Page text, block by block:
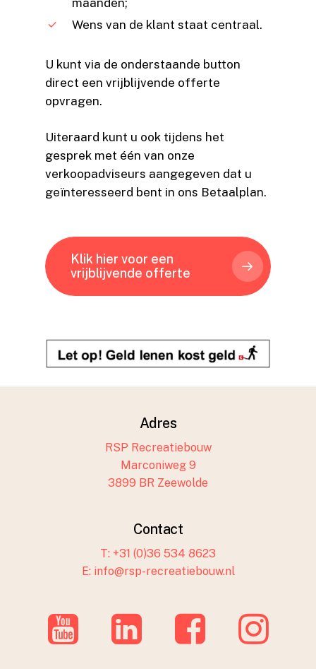
Wens van de klant staat centraal.
U kunt via de onderstaande button
direct een vrijblijvende offerte
opvragen.
Uiteraard kunt u ook tijdens het
gesprek met één van onze
verkoopadviseurs aangegeven dat u
geïnteresseerd bent in ons Betaalplan.
Klik hier voor een
vrijblijvende offerte
Adres
RSP Recreatiebouw
Marconiweg 9
3899 BR Zeewolde
Contact
T: +31 (0)36 534 8623
E: info@rsp-recreatiebouw.nl